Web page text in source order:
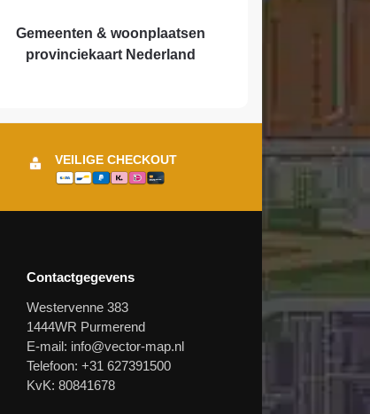
Gemeenten & woonplaatsen
provinciekaart Nederland
VEILIGE CHECKOUT
Contactgegevens
Westervenne 383
1444WR Purmerend
E-mail: info@vector-map.nl
Telefoon: +31 627391500
KvK: 80841678